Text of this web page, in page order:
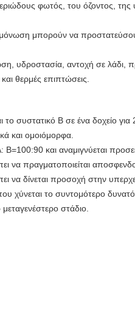
φωτός, του όζοντος,
μόνωση μπορούν να
υδροστασία, αντοχή σε λάδι,
θερμές επιπτώσεις.
το συστατικό Β σε ένα δοχείο
και ομοιόμορφα.
και αναμιγνύεται
να πραγματοποιείται
να δίνεται προσοχή στην
χύνεται το συντομότερο
στάδιο.